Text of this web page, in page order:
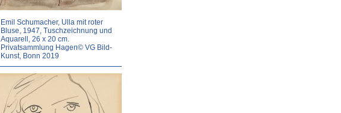
Emil Schumacher, Ulla mit roter
Bluse, 1947, Tuschzeichnung und
Aquarell, 26 x 20 cm.
Privatsammlung Hagen© VG Bild-
Kunst, Bonn 2019